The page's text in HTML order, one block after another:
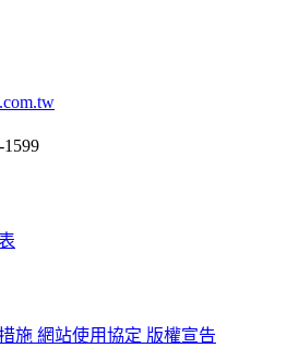
施 網站使用協定 版權宣告